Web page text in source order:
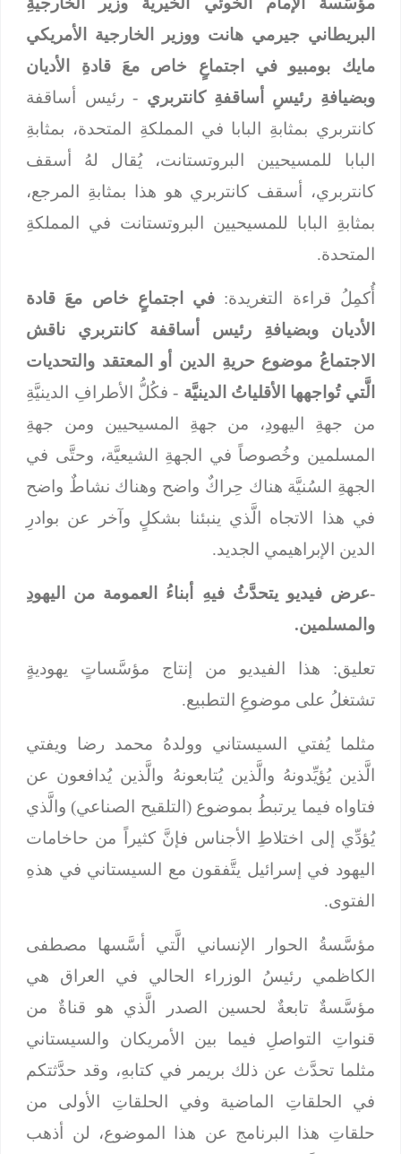
البريطاني جيرمي هانت ووزير الخارجية الأمريكي
مايك بومبيو في اجتماعٍ خاص معَ قادةِ الأديان
وبضيافةِ رئيسِ أساقفةِ كانتربري- رئيس أساقفة
كانتربري بمثابةِ البابا في المملكةِ المتحدة، بمثابةِ
البابا للمسيحيين البروتستانت، يُقال لهُ أسقف
كانتربري، أسقف كانتربري هو هذا بمثابةِ المرجع،
بمثابةِ البابا للمسيحيين البروتستانت في المملكةِ
المتحدة.
أُكمِلُ قراءة التغريدة: في اجتماعٍ خاص معَ قادة
الأديان وبضيافةِ رئيس أساقفة كانتربري ناقش
الاجتماعُ موضوع حريةِ الدين أو المعتقد والتحديات
الَّتي تُواجهها الأقلياتُ الدينيَّة- فكُلُّ الأطرافِ الدينيَّةِ
من جهةِ اليهودِ، من جهةِ المسيحيين ومن جهةِ
المسلمين وخُصوصاً في الجهةِ الشيعيَّة، وحتَّى في
الجهةِ السُنيَّة هناك حِراكٌ واضح وهناك نشاطٌ واضح
في هذا الاتجاه الَّذي ينبئنا بشكلٍ وآخر عن بوادرِ
الدين الإبراهيمي الجديد.
-عرض فيديو يتحدَّثُ فيهِ أبناءُ العمومة من اليهودِ
والمسلمين.
تعليق: هذا الفيديو من إنتاج مؤسَّساتٍ يهوديةٍ
تشتغلُ على موضوعِ التطبيع.
مثلما يُفتي السيستاني وولدهُ محمد رضا ويفتي
الَّذين يُؤيِّدونهُ والَّذين يُتابعونهُ والَّذين يُدافعون عن
فتاواه فيما يرتبطُ بموضوع (التلقيح الصناعي) والَّذي
يُؤدِّي إلى اختلاطِ الأجناس فإنَّ كثيراً من حاخامات
اليهود في إسرائيل يتَّفقون مع السيستاني في هذهِ
الفتوى.
مؤسَّسةُ الحوار الإنساني الَّتي أسَّسها مصطفى
الكاظمي رئيسُ الوزراء الحالي في العراق هي
مؤسَّسةٌ تابعةٌ لحسين الصدر الَّذي هو قناةٌ من
قنواتِ التواصلِ فيما بين الأمريكان والسيستاني
مثلما تحدَّث عن ذلك بريمر في كتابهِ، وقد حدَّثتكم
في الحلقاتِ الماضية وفي الحلقاتِ الأولى من
حلقاتِ هذا البرنامج عن هذا الموضوع، لن أذهب